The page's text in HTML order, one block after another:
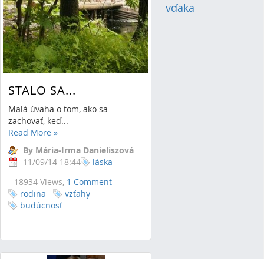
STALO SA...
Malá úvaha o tom, ako sa
zachovať, keď...
Read More »
By Mária-Irma Danieliszová
11/09/14 18:44
18934 Views, 1 Comment
láska
rodina
vzťahy
budúcnosť
vďaka